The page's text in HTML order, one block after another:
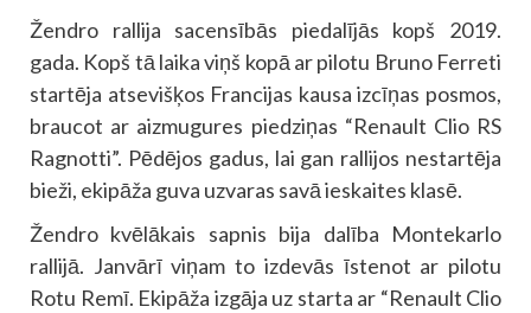
Žendro rallija sacensībās piedalījās kopš 2019.
gada. Kopš tā laika viņš kopā ar pilotu Bruno Ferreti
startēja atsevišķos Francijas kausa izcīņas posmos,
braucot ar aizmugures piedziņas “Renault Clio RS
Ragnotti”. Pēdējos gadus, lai gan rallijos nestartēja
bieži, ekipāža guva uzvaras savā ieskaites klasē.
Žendro kvēlākais sapnis bija dalība Montekarlo
rallijā. Janvārī viņam to izdevās īstenot ar pilotu
Rotu Remī. Ekipāža izgāja uz starta ar “Renault Clio